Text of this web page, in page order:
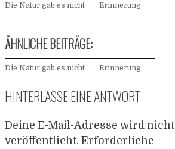
Die Natur gab es nicht Erinnerung
ÄHNLICHE BEITRÄGE:
Die Natur gab es nicht Erinnerung
HINTERLASSE EINE ANTWORT
Deine E-Mail-Adresse wird nicht
veröffentlicht. Erforderliche